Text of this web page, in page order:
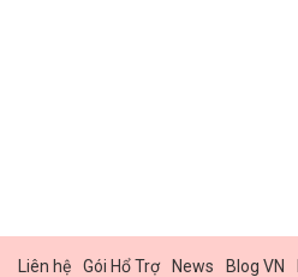
Liên hệ Gói Hổ Trợ News Blog VN